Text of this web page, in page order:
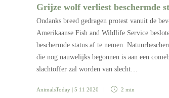
Grijze wolf verliest beschermde
Ondanks breed gedragen protest vanuit de
Amerikaanse Fish and Wildlife Service
beschermde status af te nemen.
die nog nauwelijks begonnen is aan een
slachtoffer zal worden van slecht…
AnimalsToday | 5 11 2020 2 min